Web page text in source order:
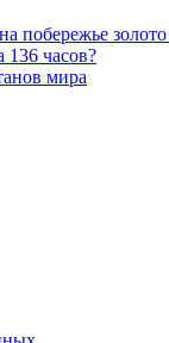
побережье
136 часов?
мира